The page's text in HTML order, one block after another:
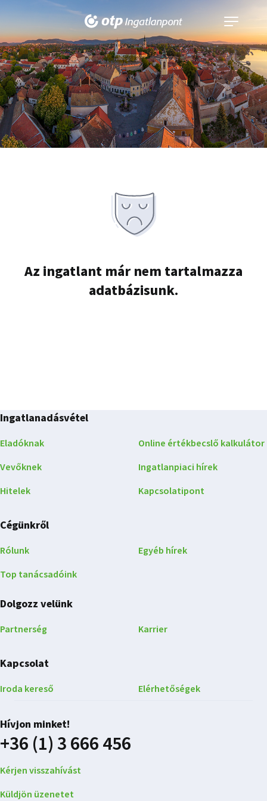
Navigáció
kinyitása
Az ingatlant már nem tartalmazza
adatbázisunk.
Ingatlanadásvétel
Eladóknak
Vevőknek
Hitelek
Online értékbecslő kalkulátor
Ingatlanpiaci hírek
Kapcsolatipont
Cégünkről
Rólunk
Top tanácsadóink
Egyéb hírek
Dolgozz velünk
Partnerség Karrier
Kapcsolat
Iroda kereső Elérhetőségek
Hívjon minket!
+36 (1) 3 666 456
Kérjen visszahívást
Küldjön üzenetet